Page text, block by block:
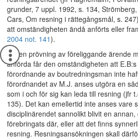
grunder, 7 uppl. 1992, s. 134,
Cars, Om resning i rättegångsmål, s.
att omständigheten ändå anförts eller
2004 not. 141).
Vid en prövning av föreliggande ärende
anförda får den omständigheten att
förordnande av boutredningsman inte
förordnandet av M.J. anses utgöra en
som i och för sig kan leda till resning (jfr
135). Det kan emellertid inte anses vare
disciplinärendet sannolikt blivit en
förebringats där, eller att det finns
resning. Resningsansökningen skall